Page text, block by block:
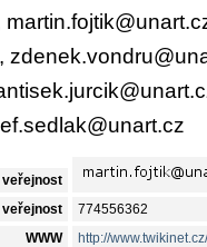
veřejnost
veřejnost 774556362
WWW http://